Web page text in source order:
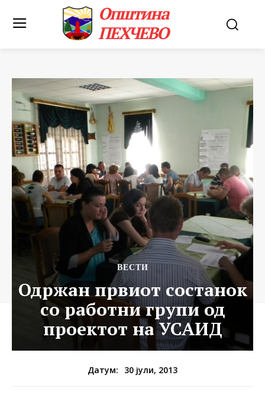
Општина
ПЕХЧЕВО
ВЕСТИ
Одржан првиот состанок
со работни групи од
проектот на УСАИД
Датум: 30 јули, 2013